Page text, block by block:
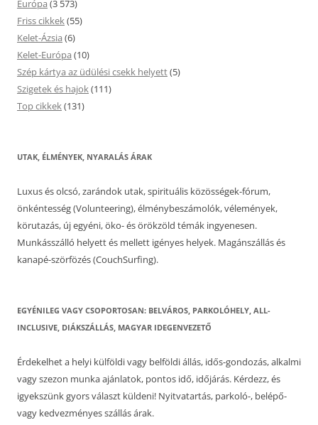
Európa (3 573)
Friss cikkek(55)
Kelet-Ázsia (6)
Kelet-Európa (10)
Szép kártya az üdülési csekk helyett(5)
Szigetek és hajok(111)
Top cikkek(131)
UTAK, ÉLMÉNYEK, NYARALÁS ÁRAK
Luxus és olcsó, zarándok utak, spirituális közösségek-fórum,
önkéntesség (Volunteering), élménybeszámolók, vélemények,
körutazás, új egyéni, öko- és örökzöld témák ingyenesen.
Munkásszálló helyett és mellett igényes helyek. Magánszállás és
kanapé-szörfözés (CouchSurfing).
EGYÉNILEG VAGY CSOPORTOSAN: BELVÁROS, PARKOLÓHELY, ALL-
INCLUSIVE, DIÁKSZÁLLÁS, MAGYAR IDEGENVEZETŐ
Érdekelhet a helyi külföldi vagy belföldi állás, idős-gondozás, alkalmi
vagy szezon munka ajánlatok, pontos idő, időjárás. Kérdezz, és
igyekszünk gyors választ küldeni! Nyitvatartás, parkoló-, belépő-
vagy kedvezményes szállás árak.